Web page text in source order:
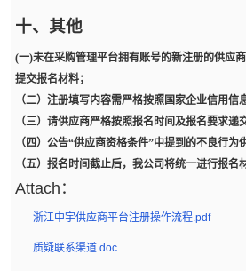
十、其他
(一)未在采购管理平台拥有账号的新注册的供应
提交报名材料；
（二）注册填写内容需严格按照国家企业信用
（三）请供应商严格按照报名时间及报名要求
（四）公告“供应商资格条件”中提到的不良行
（五）报名时间截止后，我公司将统一进行报
Attach：
浙江中宇供应商平台注册操作流程.pdf
质疑联系渠道.doc